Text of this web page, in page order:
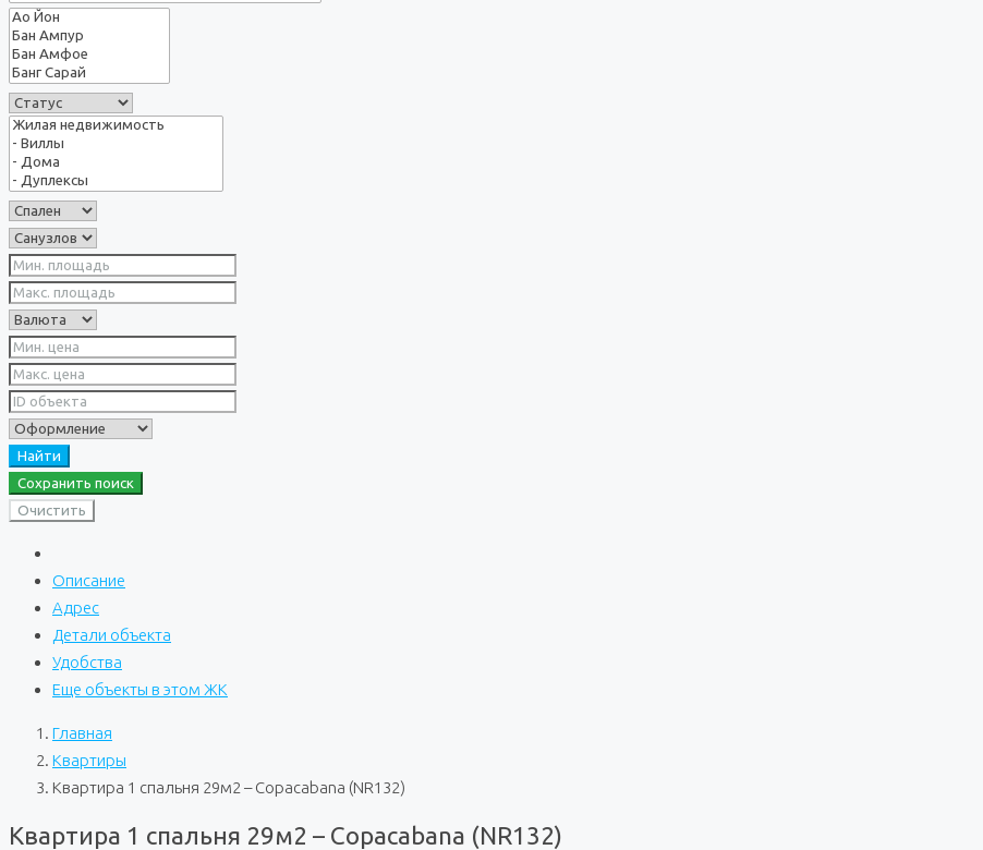
Найти
Сохранить поиск
Очистить
Описание
Адрес
Детали объекта
Удобства
Еще объекты в этом ЖК
Главная
Квартиры
Квартира 1 спальня 29м2 – Copacabana (NR132)
Квартира 1 спальня 29м2 – Copacabana (NR132)